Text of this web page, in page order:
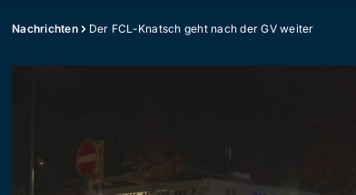
Nachrichten Der FCL-Knatsch geht nach der GV weiter